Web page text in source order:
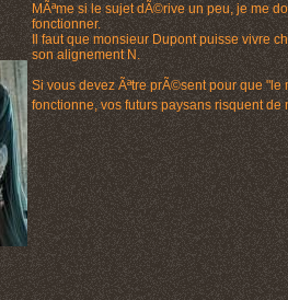
MÃªme si le sujet dÃ©rive un peu, je me
fonctionner.
Il faut que monsieur Dupont puisse vivre
son alignement N.
Si vous devez Ãªtre prÃ©sent pour que
fonctionne, vos futurs paysans risquent